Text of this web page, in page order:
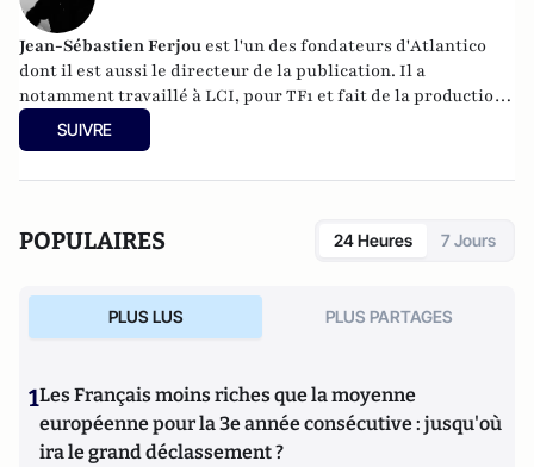
Jean-Sébastien Ferjou est l'un des fondateurs d'Atlantico
dont il est aussi le directeur de la publication. Il a
notamment travaillé à LCI, pour TF1 et fait de la production
télévisuelle.
SUIVRE
POPULAIRES 24 Heures 7 Jours
PLUS LUS PLUS PARTAGES
1Les Français moins riches que la moyenne
européenne pour la 3e année consécutive : jusqu'où
ira le grand déclassement ?